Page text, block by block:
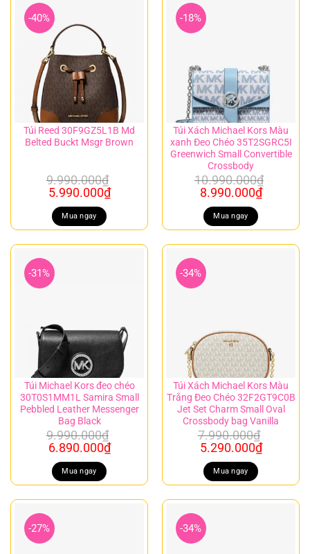
-40%
Túi Reed 30F9GZ5L1B Md
Belted Buckt Msgr Brown
9.990.000₫
Giá
gốc
là:
9.990.000₫.
5.990.000₫Giá
là:
5.990.000₫.
Mua ngay
-18%
Túi Xách Michael Kors Màu
xanh Đeo Chéo 35T2SGRC5I
Greenwich Small Convertible
Crossbody
10.990.000₫
Giá
gốc
là:
10.990.000₫.
8.990.000₫Giá
là:
Mua ngay
-31%
Túi Michael Kors đeo chéo
30T0S1MM1L Samira Small
Pebbled Leather Messenger
Bag Black
9.990.000₫
Giá
gốc
là:
9.990.000₫.
6.890.000₫Giá
là:
6.890.000₫.
Mua ngay
-34%
Túi Xách Michael Kors Màu
Trắng Đeo Chéo 32F2GT9C0B
Jet Set Charm Small Oval
Crossbody bag Vanilla
7.990.000₫
Giá
gốc
là:
7.990.000₫.
5.290.000₫Giá
là:
Mua ngay
-27% -34%